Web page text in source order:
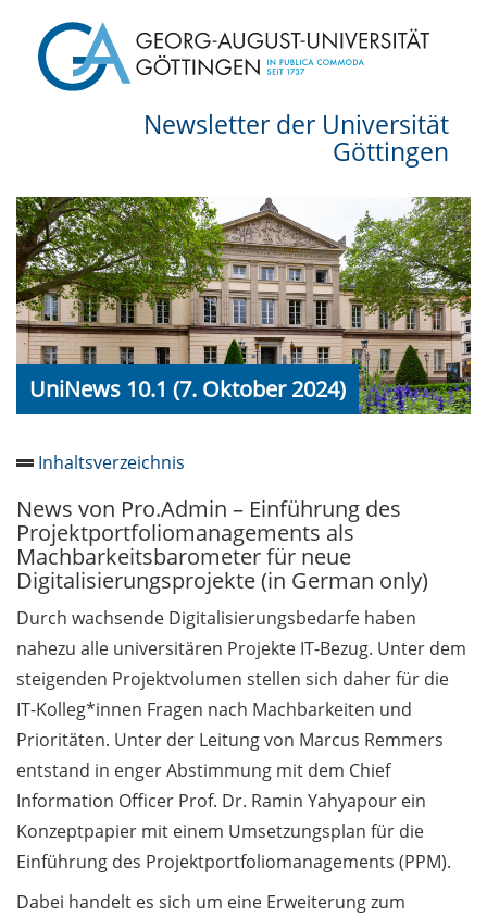
Newsletter der Universität
Göttingen
UniNews 10.1 (7. Oktober 2024)
Inhaltsverzeichnis
Senat beschließt Antrag auf
Abwahl des Präsidenten /
Senate passes motion to vote
out the President
Allgemein / General 10.1
Zweiter Anlauf:
Mobilitätsumfrage an der
Universität / Mobility survey
at the University
Erinnerung:
Bombenentschärfung am 12.
Oktober 2024 –
Zentralcampus bleibt
News von Pro.Admin – Einführung des
Projektportfoliomanagements als
Machbarkeitsbarometer für neue
Digitalisierungsprojekte (in German only)
Durch wachsende Digitalisierungsbedarfe haben
nahezu alle universitären Projekte IT-Bezug. Unter dem
steigenden Projektvolumen stellen sich daher für die
IT-Kolleg*innen Fragen nach Machbarkeiten und
Prioritäten. Unter der Leitung von Marcus Remmers
entstand in enger Abstimmung mit dem Chief
Information Officer Prof. Dr. Ramin Yahyapour ein
Konzeptpapier mit einem Umsetzungsplan für die
Einführung des Projektportfoliomanagements (PPM).
Dabei handelt es sich um eine Erweiterung zum